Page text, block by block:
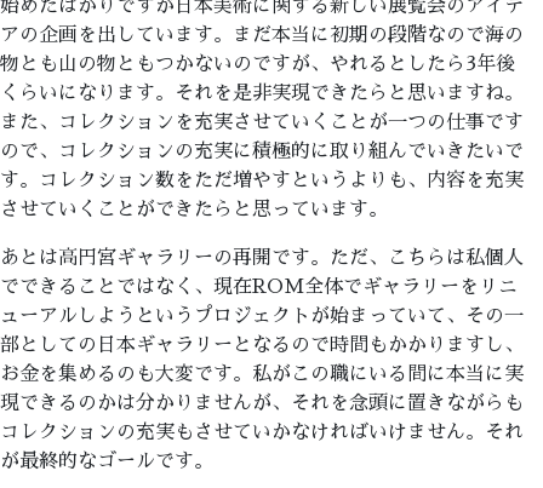
始めたばかりですが日本美術に関する新しい展覧会のアイデ
アの企画を出しています。まだ本当に初期の段階なので海の
物とも山の物ともつかないのですが、やれるとしたら3年後
くらいになります。それを是非実現できたらと思いますね。
また、コレクションを充実させていくことが一つの仕事です
ので、コレクションの充実に積極的に取り組んでいきたいで
す。コレクション数をただ増やすというよりも、内容を充実
させていくことができたらと思っています。
あとは高円宮ギャラリーの再開です。ただ、こちらは私個人
でできることではなく、現在ROM全体でギャラリーをリニ
ューアルしようというプロジェクトが始まっていて、その一
部としての日本ギャラリーとなるので時間もかかりますし、
お金を集めるのも大変です。私がこの職にいる間に本当に実
現できるのかは分かりませんが、それを念頭に置きながらも
コレクションの充実もさせていかなければいけません。それ
が最終的なゴールです。